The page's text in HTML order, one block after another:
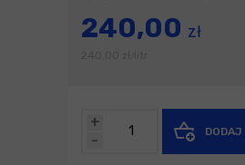
240,00 zł
-
+
DODAJ